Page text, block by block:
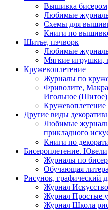
Вышивка бисером
Любимые
Схемы для
Книги по
Шитье, пэчворк
Любимые
Мягкие игрушки,
Кружевоплетение
Журналы по
Фриволите,
Игольное
Другие виды
Любимые
прикладного
Книги по
Бисероплетение.
Журналы по
Обучающая
Рисунок, графический
Журнал
Журнал Простые
Журнал Школа